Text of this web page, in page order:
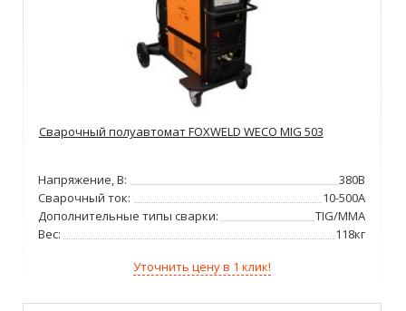
Сварочный полуавтомат FOXWELD WECO MIG 503
Напряжение, В:
380В
Сварочный ток:
10-500А
Дополнительные типы сварки:
TIG/MMA
Вес:
118кг
Уточнить цену в 1 клик!